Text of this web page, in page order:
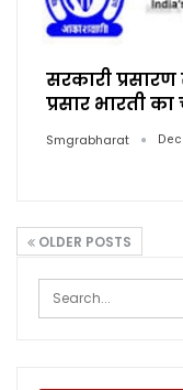
सरकारी
प्रसार भारती का
Smgrabharat Dec
OLDER POSTS